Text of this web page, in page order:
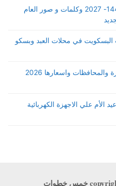
رسائل تهنئة رأس السنة الهجرية 1448- 2027 وكلمات و صور العام
كحك العيد 2026 وعلب البسكويت في محلات العبد وبسكو
اجمل أماكن خروجة العيد في القاهرة والمحافظات واسعارها 2026
كارفور مارس 2026 في عيد الأم علي الاجهزة الكهربائية